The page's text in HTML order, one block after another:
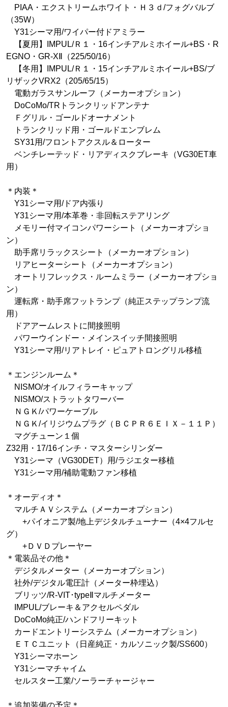
PIAA・エクストリームホワイト・Ｈ３ｄ/フォグバルブ
（35W）
Y31シーマ用/ワイパー付ドアミラー
【夏用】IMPUL/Ｒ１・16インチアルミホイール+BS・R
EGNO・GR-XⅡ（225/50/16）
【冬用】IMPUL/Ｒ１・15インチアルミホイール+BS/ブ
リザックVRX2（205/65/15）
電動ガラスサンルーフ（メーカーオプション）
DoCoMo/TRトランクリッドアンテナ
Ｆグリル・ゴールドオーナメント
トランクリッド用・ゴールドエンブレム
SY31用/フロントアクスル＆ローター
ベンチレーテッド・リアディスクブレーキ（VG30ET車
用）
＊内装＊
Y31シーマ用/ドア内張り
Y31シーマ用/本革巻・非回転ステアリング
メモリー付マイコンパワーシート（メーカーオプショ
ン）
助手席リラックスシート（メーカーオプション）
リアヒーターシート（メーカーオプション）
オートリフレックス・ルームミラー（メーカーオプショ
ン）
運転席・助手席フットランプ（純正ステップランプ流
用）
ドアアームレストに間接照明
パワーウインドー・メインスイッチ間接照明
Y31シーマ用/リアトレイ・ピュアトロングリル移植
＊エンジンルーム＊
NISMO/オイルフィラーキャップ
NISMO/ストラットタワーバー
ＮＧＫ/パワーケーブル
ＮＧＫ/イリジウムプラグ（ＢＣＰＲ６ＥＩＸ－１１Ｐ）
マグチューン１個
Z32用・17/16インチ・マスターシリンダー
Y31シーマ（VG30DET）用/ラジエター移植
Y31シーマ用/補助電動ファン移植
＊オーディオ＊
マルチＡＶシステム（メーカーオプション）
+パイオニア製/地上デジタルチューナー（4×4フルセ
グ）
+ＤＶＤプレーヤー
＊電装品その他＊
デジタルメーター（メーカーオプション）
社外/デジタル電圧計（メーター枠埋込）
ブリッツ/R-VIT･typeⅡマルチメーター
IMPUL/ブレーキ＆アクセルペダル
DoCoMo純正/ハンドフリーキット
カードエントリーシステム（メーカーオプション）
ＥＴＣユニット（日産純正・カルソニック製/SS600）
Y31シーマホーン
Y31シーマチャイム
セルスター工業/ソーラーチャージャー
＊追加装備の予定＊